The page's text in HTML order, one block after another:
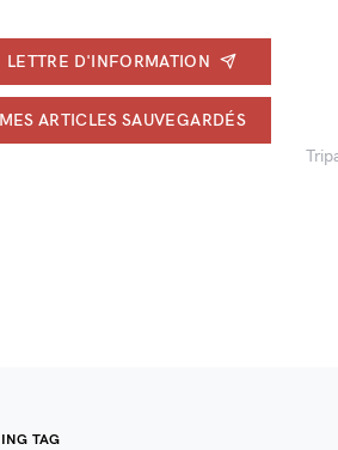
LETTRE D'INFORMATION
MES ARTICLES SAUVEGARDÉS
TAG